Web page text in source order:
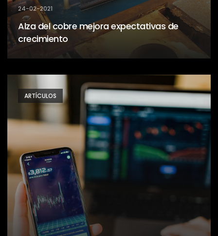
24-02-2021
Alza del cobre mejora expectativas de
crecimiento
ARTÍCULOS